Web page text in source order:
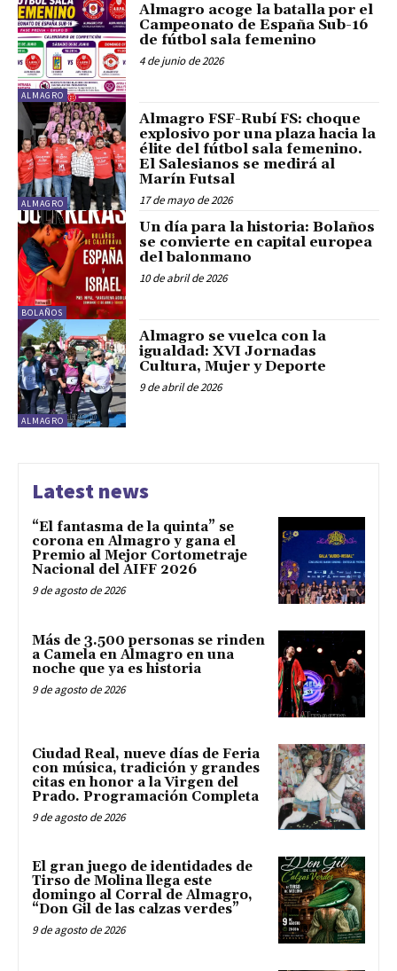
ALMAGRO
Almagro acoge la batalla por el
Campeonato de España Sub-16
de fútbol sala femenino
4 de junio de 2026
ALMAGRO
Almagro FSF-Rubí FS: choque
explosivo por una plaza hacia la
élite del fútbol sala femenino.
El Salesianos se medirá al
Marín Futsal
17 de mayo de 2026
BOLAÑOS
Un día para la historia: Bolaños
se convierte en capital europea
del balonmano
10 de abril de 2026
ALMAGRO
Almagro se vuelca con la
igualdad: XVI Jornadas
Cultura, Mujer y Deporte
9 de abril de 2026
Latest news
“El fantasma de la quinta” se
corona en Almagro y gana el
Premio al Mejor Cortometraje
Nacional del AIFF 2026
9 de agosto de 2026
Más de 3.500 personas se rinden
a Camela en Almagro en una
noche que ya es historia
9 de agosto de 2026
Ciudad Real, nueve días de Feria
con música, tradición y grandes
citas en honor a la Virgen del
Prado. Programación Completa
9 de agosto de 2026
El gran juego de identidades de
Tirso de Molina llega este
domingo al Corral de Almagro,
“Don Gil de las calzas verdes”
9 de agosto de 2026